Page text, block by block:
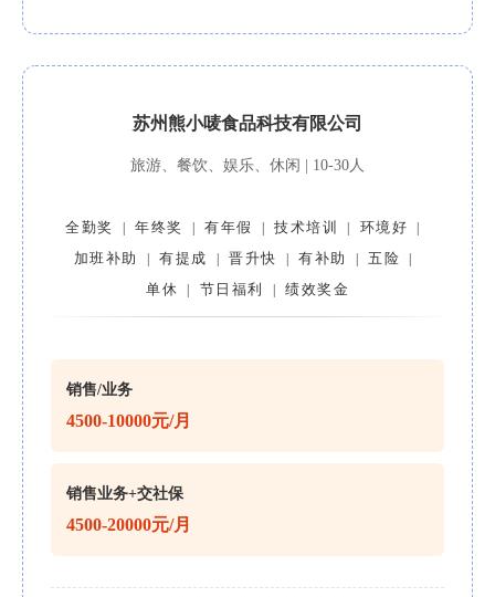
苏州熊小唛食品科技有限公司
旅游、餐饮、娱乐、休闲 | 10-30人
全勤奖 年终奖 有年假 技术培训 环境好
加班补助 有提成 晋升快 有补助 五险
单休 节日福利 绩效奖金
销售/业务
4500-10000元/月
销售业务+交社保
4500-20000元/月